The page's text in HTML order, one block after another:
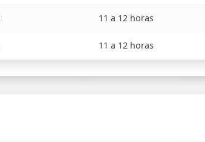
11 a 12 horas
11 a 12 horas